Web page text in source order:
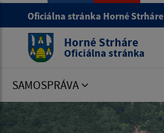
Oficiálna stránka Horné Strháre
Horné Strháre
Oficiálna stránka
SAMOSPRÁVA